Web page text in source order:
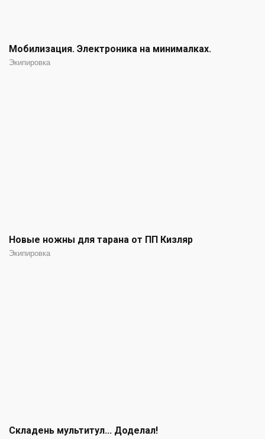
Мобилизация. Электроника на минималках.
Экипировка
Новые ножны для тарана от ПП Кизляр
Экипировка
Складень мультитул... Доделал!